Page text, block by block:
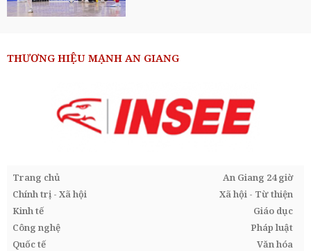
THƯƠNG HIỆU MẠNH AN GIANG
Trang chủ
An Giang 24 giờ
Chính trị - Xã hội
Xã hội - Từ thiện
Kinh tế
Giáo dục
Công nghệ
Pháp luật
Quốc tế
Văn hóa